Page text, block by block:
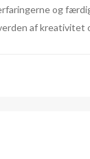
og
af kreativitet